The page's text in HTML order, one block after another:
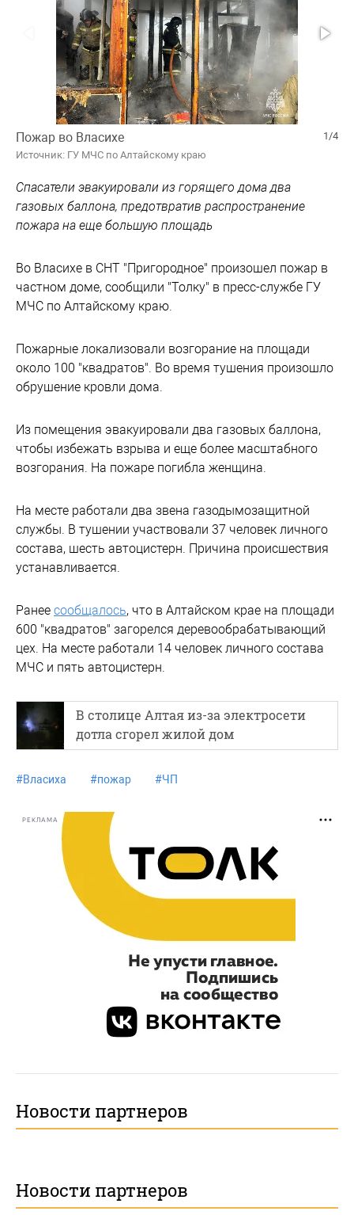
1/4
Пожар во Власихе
Источник: ГУ МЧС по Алтайскому краю
Спасатели эвакуировали из горящего дома два
газовых баллона, предотвратив распространение
пожара на еще большую площадь
Во Власихе в СНТ "Пригородное" произошел пожар в
частном доме, сообщили "Толку" в пресс-службе ГУ
МЧС по Алтайскому краю.
Пожарные локализовали возгорание на площади
около 100 "квадратов". Во время тушения произошло
обрушение кровли дома.
Из помещения эвакуировали два газовых баллона,
чтобы избежать взрыва и еще более масштабного
возгорания. На пожаре погибла женщина.
На месте работали два звена газодымозащитной
службы. В тушении участвовали 37 человек личного
состава, шесть автоцистерн. Причина происшествия
устанавливается.
Ранее сообщалось, что в Алтайском крае на площади
600 "квадратов" загорелся деревообрабатывающий
цех. На месте работали 14 человек личного состава
МЧС и пять автоцистерн.
В столице Алтая из-за электросети
дотла сгорел жилой дом
#Власиха #пожар #ЧП
РЕКЛАМА
Новости партнеров
Новости партнеров